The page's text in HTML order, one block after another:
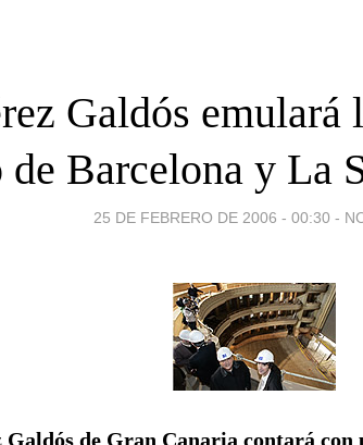
Galdós emulará
de Barcelona y La
25 DE FEBRERO DE 2006 - 00:30 -
Galdós de Gran Canaria contará con